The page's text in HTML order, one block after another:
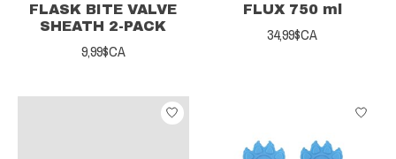
FLASK BITE VALVE
SHEATH 2-PACK
9,99$CA
FLUX 750 ml
34,99$CA